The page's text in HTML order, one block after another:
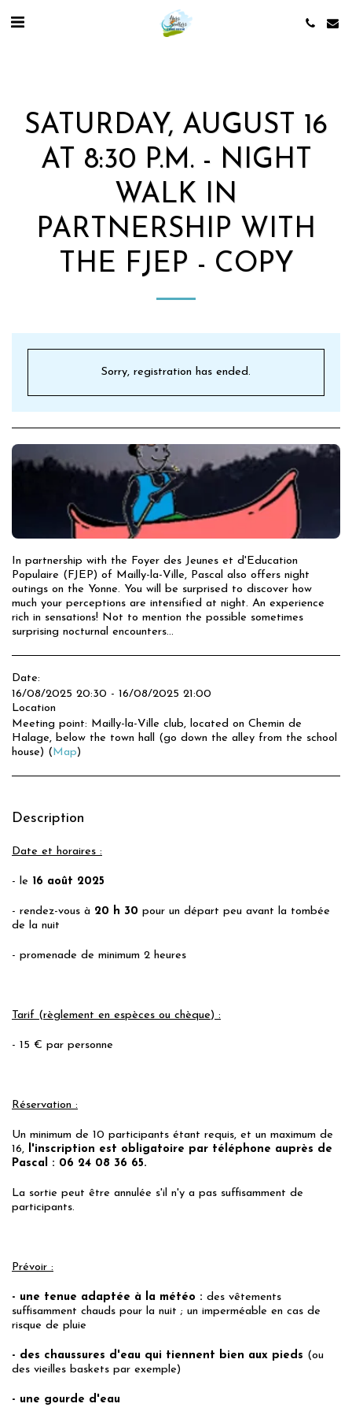
SATURDAY, AUGUST 16
AT 8:30 P.M. - NIGHT
WALK IN
PARTNERSHIP WITH
THE FJEP - COPY
Sorry, registration has ended.
In partnership with the Foyer des Jeunes et d'Education
Populaire (FJEP) of Mailly-la-Ville, Pascal also offers night
outings on the Yonne. You will be surprised to discover how
much your perceptions are intensified at night. An experience
rich in sensations! Not to mention the possible sometimes
surprising nocturnal encounters...
Date:
16/08/2025 20:30 - 16/08/2025 21:00
Location
Meeting point: Mailly-la-Ville club, located on Chemin de
Halage, below the town hall (go down the alley from the school
house) (Map)
Description
Date et horaires :
- le 16 août 2025
- rendez-vous à 20 h 30 pour un départ peu avant la tombée
de la nuit
- promenade de minimum 2 heures
Tarif (règlement en espèces ou chèque) :
- 15 € par personne
Réservation :
Un minimum de 10 participants étant requis, et un maximum de
16, l'inscription est obligatoire par téléphone auprès de
Pascal : 06 24 08 36 65.
La sortie peut être annulée s'il n'y a pas suffisamment de
participants.
Prévoir :
- une tenue adaptée à la météo : des vêtements
suffisamment chauds pour la nuit ; un imperméable en cas de
risque de pluie
- des chaussures d'eau qui tiennent bien aux pieds (ou
des vieilles baskets par exemple)
- une gourde d'eau